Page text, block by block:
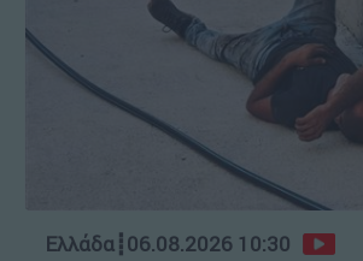
Ελλάδα┋06.08.2026 10:30